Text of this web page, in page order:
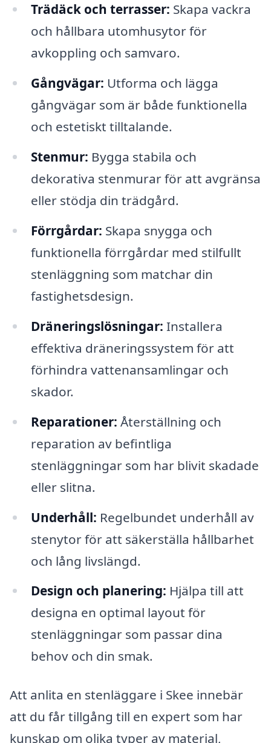
Trädäck och terrasser: Skapa vackra
och hållbara utomhusytor för
avkoppling och samvaro.
Gångvägar: Utforma och lägga
gångvägar som är både funktionella
och estetiskt tilltalande.
Stenmur: Bygga stabila och
dekorativa stenmurar för att avgränsa
eller stödja din trädgård.
Förrgårdar: Skapa snygga och
funktionella förrgårdar med stilfullt
stenläggning som matchar din
fastighetsdesign.
Dräneringslösningar: Installera
effektiva dräneringssystem för att
förhindra vattenansamlingar och
skador.
Reparationer: Återställning och
reparation av befintliga
stenläggningar som har blivit skadade
eller slitna.
Underhåll: Regelbundet underhåll av
stenytor för att säkerställa hållbarhet
och lång livslängd.
Design och planering: Hjälpa till att
designa en optimal layout för
stenläggningar som passar dina
behov och din smak.
Att anlita en stenläggare i Skee innebär
att du får tillgång till en expert som har
kunskap om olika typer av material,